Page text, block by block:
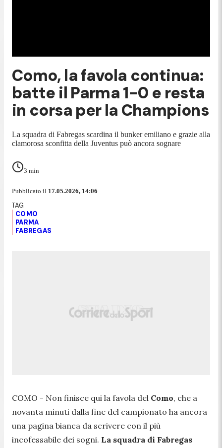
Como, la favola continua:
batte il Parma 1-0 e resta
in corsa per la Champions
La squadra di Fabregas scardina il bunker emiliano e grazie alla
clamorosa sconfitta della Juventus può ancora sognare
3 min
Pubblicato il 17.05.2026, 14:06
COMO
PARMA
FABREGAS
COMO - Non finisce qui la favola del Como, che a
novanta minuti dalla fine del campionato ha ancora
una pagina bianca da scrivere con il più
incofessabile dei sogni. La squadra di Fabregas